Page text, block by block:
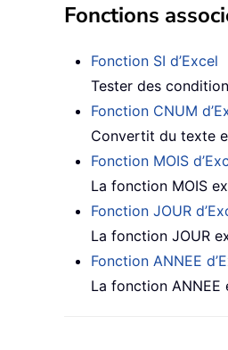
Fonctions
Fonction SI d’Excel
Tester des
Fonction CNUM
Convertit du texte
Fonction MOIS
La fonction MOIS
Fonction JOUR
La fonction JOUR
Fonction ANNEE
La fonction ANNEE